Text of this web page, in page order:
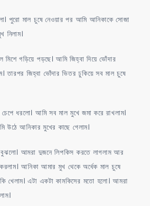
পুরো মাল চুষে নেওয়ার পর আমি আনিকাকে সোজা
নিলাম।
মিশে গড়িয়ে পড়ছে। আমি জিহ্বা দিয়ে ভোঁদার
তারপর জিহ্বা ভোঁদার ভিতর ঢুকিয়ে সব মাল চুষে
ধরলো। আমি সব মাল মুখে জমা করে রাখলাম।
উঠে আনিকার মুখের কাছে গেলাম।
আমরা দুজনে লিপকিস করতে লাগলাম আর
আনিকা আমার মুখ থেকে অর্ধেক মাল চুষে
খেলাম। এটা একটা কামকিসের মতো হলো। আমরা